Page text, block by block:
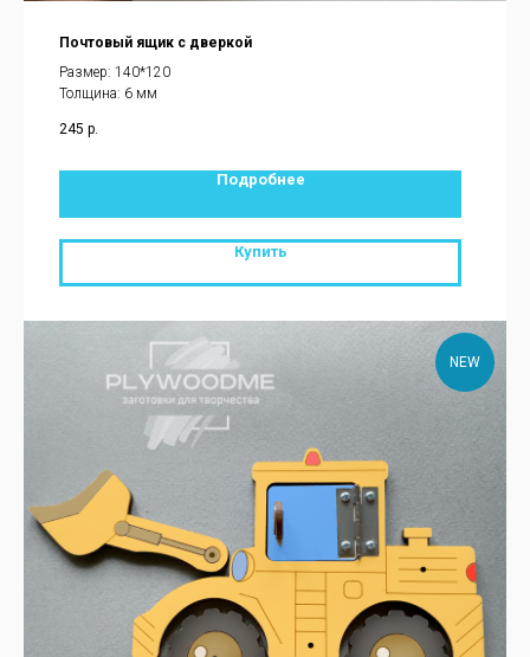
Почтовый ящик с дверкой
Размер: 140*120
Толщина: 6 мм
245 р.
Подробнее
Купить
NEW